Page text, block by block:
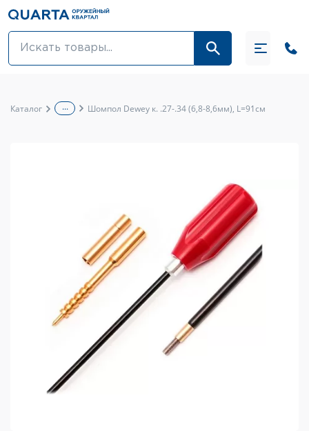
Оптовикам
Средства для ухода за оружием
Тюнинг оружия и ЗИП
Тактическое снаряжение
Высокоточная стрельба
Спортивная стрельба
Каталог ... Шомпол Dewey к. .27-.34 (6,8-8,6мм), L=91см